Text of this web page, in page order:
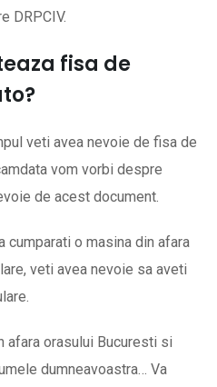
DRPCIV.
fisa de
veti avea nevoie de fisa de
vom vorbi despre
de acest document.
cumparati o masina din afara
veti avea nevoie sa aveti
afara orasului Bucuresti si
dumneavoastra… Va